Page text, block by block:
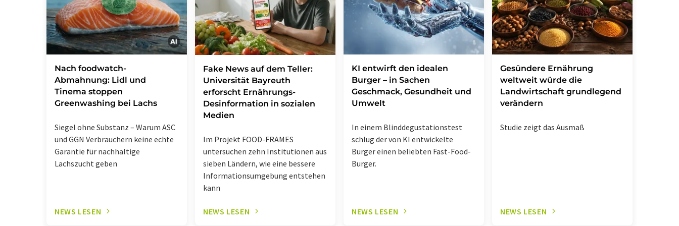
Nach foodwatch-
Abmahnung: Lidl und
Tinema stoppen
Greenwashing bei Lachs
Siegel ohne Substanz – Warum ASC
und GGN Verbrauchern keine echte
Garantie für nachhaltige
Lachszucht geben
NEWS LESEN
Fake News auf dem Teller:
Universität Bayreuth
erforscht Ernährungs-
Desinformation in sozialen
Medien
Im Projekt FOOD-FRAMES
untersuchen zehn Institutionen aus
sieben Ländern, wie eine bessere
Informationsumgebung entstehen
kann
NEWS LESEN
KI entwirft den idealen
Burger – in Sachen
Geschmack, Gesundheit und
Umwelt
In einem Blinddegustationstest
schlug der von KI entwickelte
Burger einen beliebten Fast-Food-
Burger.
NEWS LESEN
Gesündere Ernährung
weltweit würde die
Landwirtschaft grundlegend
verändern
Studie zeigt das Ausmaß
NEWS LESEN